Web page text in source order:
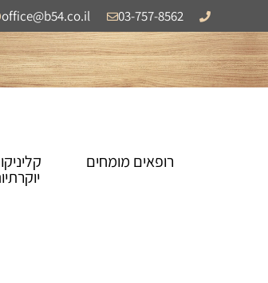
03-757-8562
office@b54.co.il
רופאים מומחים